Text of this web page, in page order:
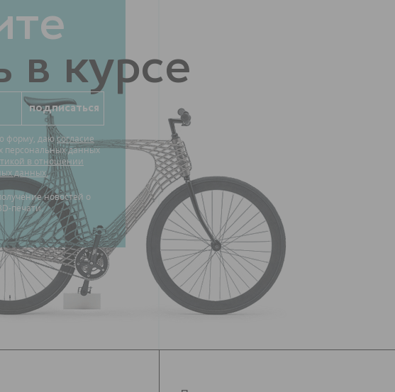
в курсе
форму, даюсогласие
персональных данных
в отношении
данных.
печати.